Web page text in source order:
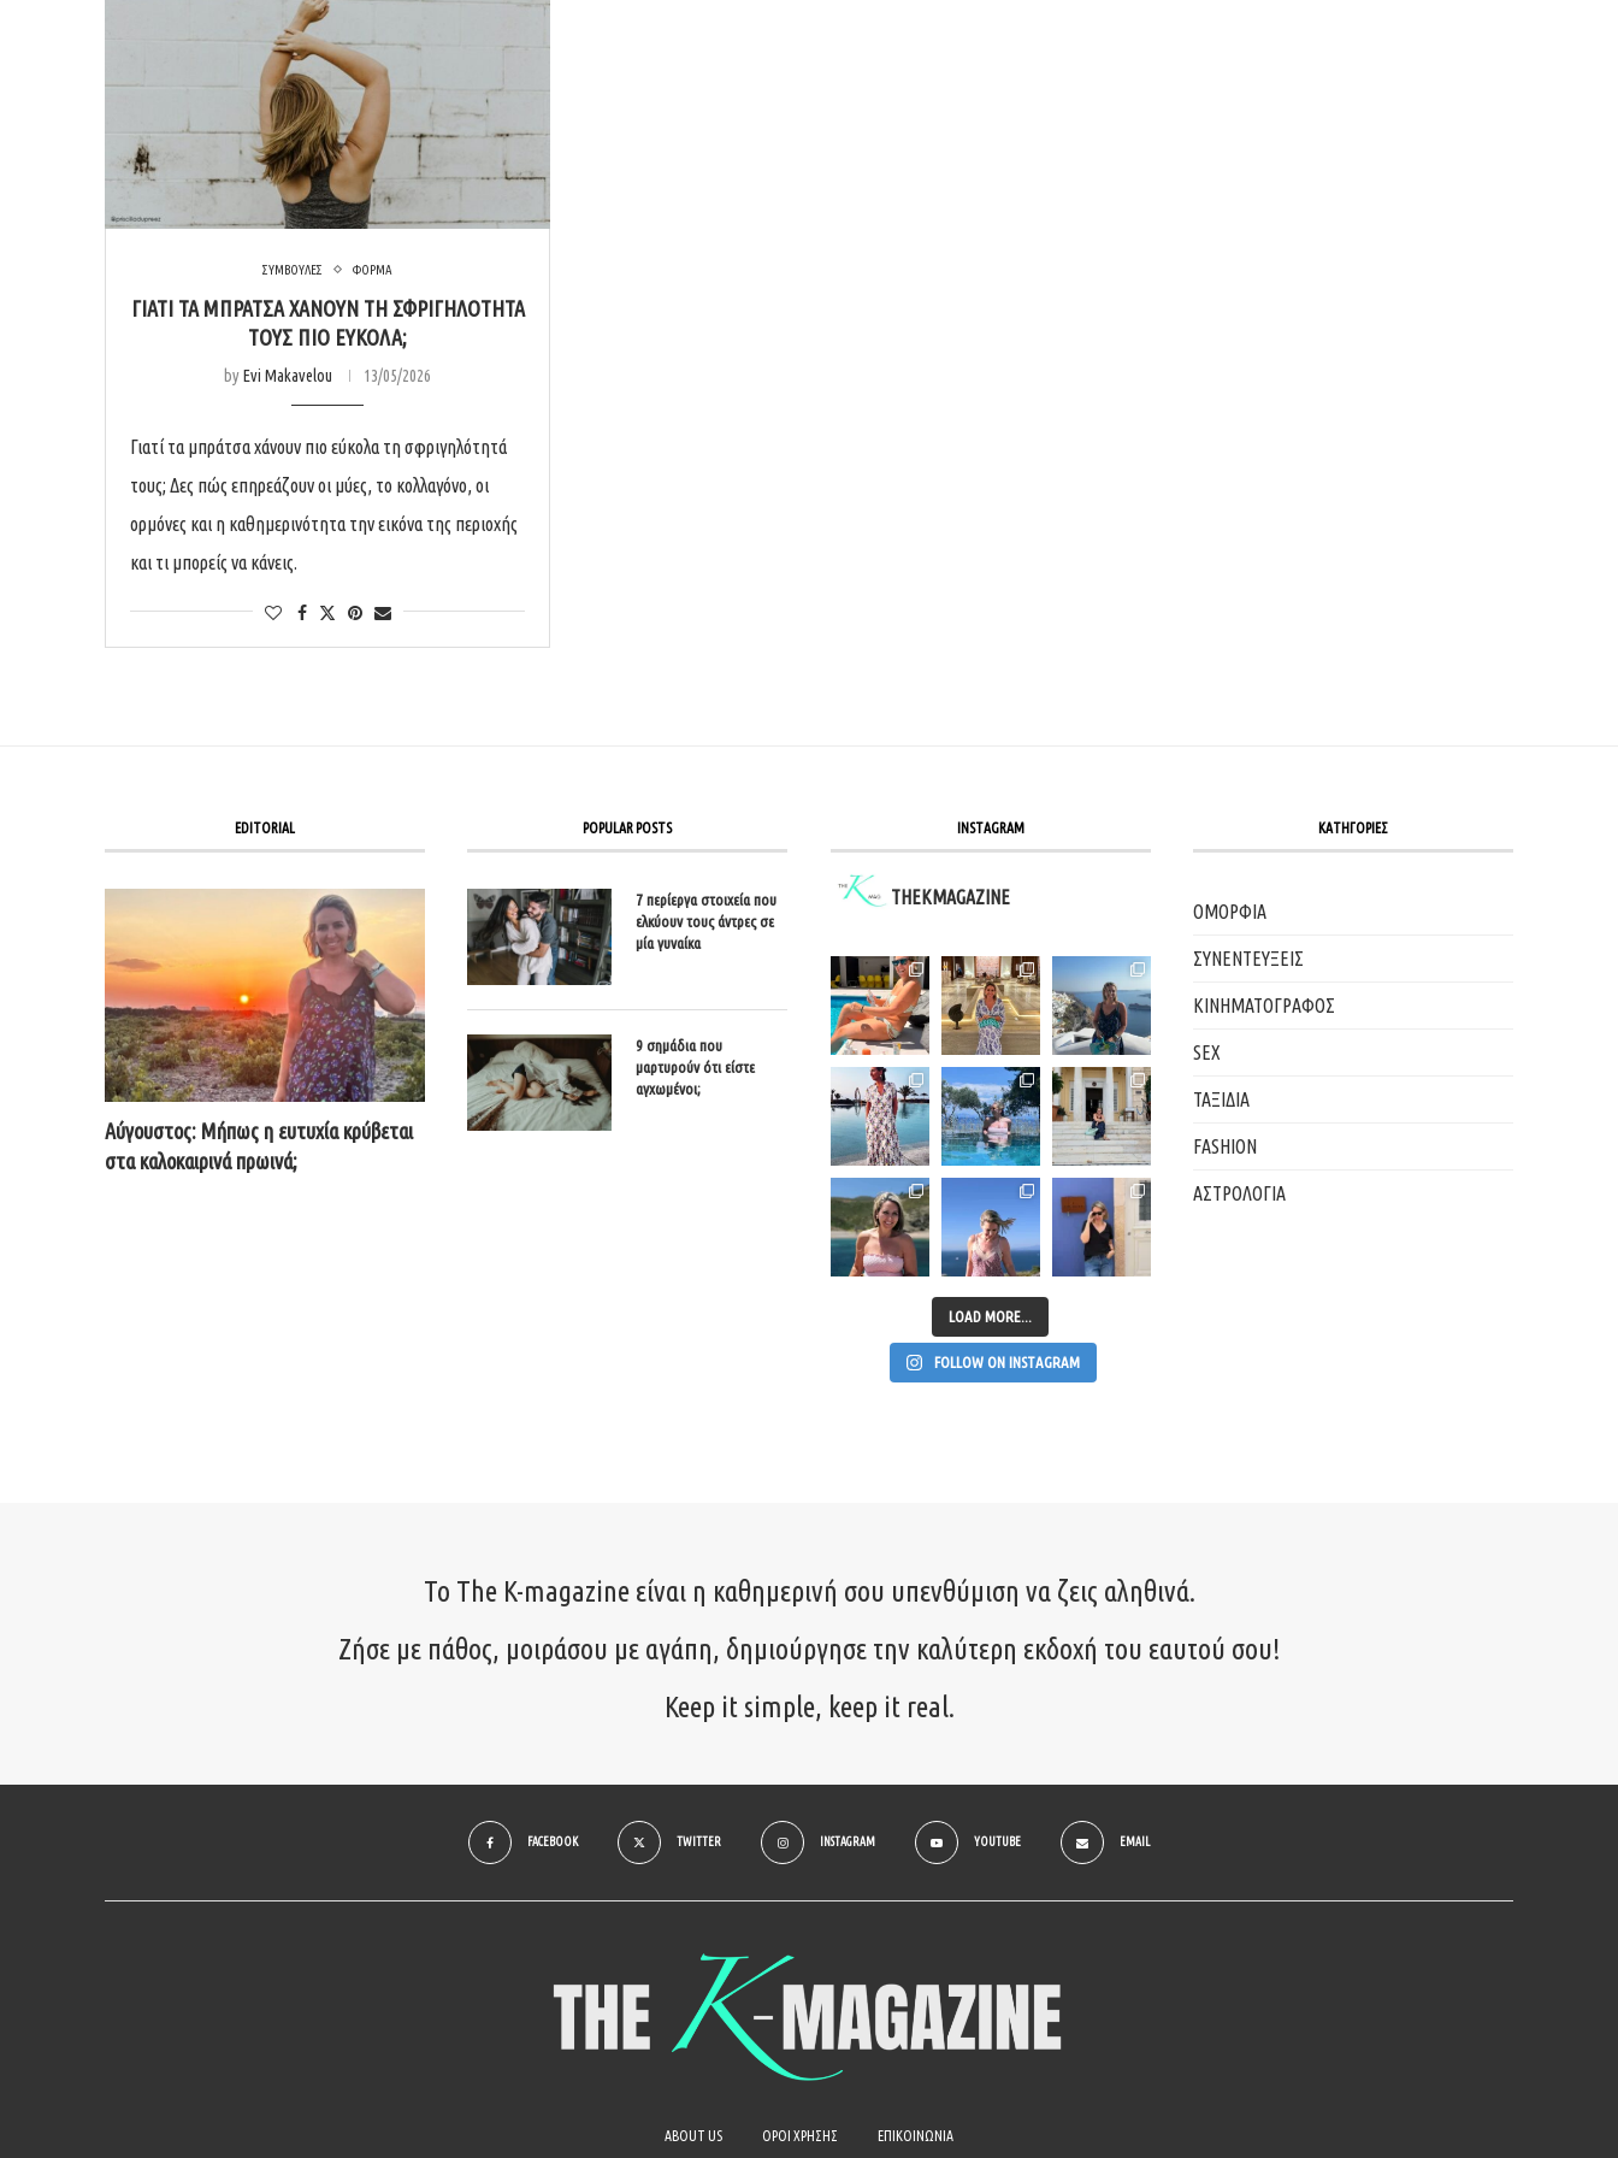
ΣΥΜΒΟΥΛΕΣ ΦΟΡΜΑ
ΓΙΑΤΊ ΤΑ ΜΠΡΆΤΣΑ ΧΆΝΟΥΝ ΤΗ ΣΦΡΙΓΗΛΌΤΗΤΆ
ΤΟΥΣ ΠΙΟ ΕΎΚΟΛΑ;
byEvi Makavelou 13/05/2026
Γιατί τα μπράτσα χάνουν πιο εύκολα τη σφριγηλότητά
τους; Δες πώς επηρεάζουν οι μύες, το κολλαγόνο, οι
ορμόνες και η καθημερινότητα την εικόνα της περιοχής
και τι μπορείς να κάνεις.
EDITORIAL
Αύγουστος: Μήπως η ευτυχία κρύβεται
στα καλοκαιρινά πρωινά;
POPULAR POSTS
7 περίεργα στοιχεία που
ελκύουν τους άντρες σε
μία γυναίκα
9 σημάδια που
μαρτυρούν ότι είστε
αγχωμένοι;
INSTAGRAM
THEKMAGAZINE
LOAD MORE...
FOLLOW ON INSTAGRAM
ΚΑΤΗΓΟΡΙΕΣ
ΟΜΟΡΦΙΑ
ΣΥΝΕΝΤΕΥΞΕΙΣ
ΚΙΝΗΜΑΤΟΓΡΑΦΟΣ
SEX
ΤΑΞΙΔΙΑ
FASHION
ΑΣΤΡΟΛΟΓΙΑ
Το The K-magazine είναι η καθημερινή σου υπενθύμιση να ζεις αληθινά.
Ζήσε με πάθος, μοιράσου με αγάπη, δημιούργησε την καλύτερη εκδοχή του εαυτού σου!
Keep it simple, keep it real.
FACEBOOK TWITTER INSTAGRAM YOUTUBE EMAIL
ABOUT US ΟΡΟΙ ΧΡΗΣΗΣ ΕΠΙΚΟΙΝΩΝΙΑ